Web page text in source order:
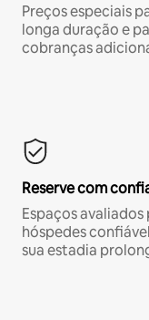
Preços especiais
longa duração e
cobranças
Reserve com
Espaços
hóspedes
sua estadia